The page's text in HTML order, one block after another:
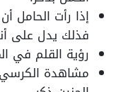
إذا رأت الحامل
فذلك يدل على
رؤية القلم في
مشاهدة